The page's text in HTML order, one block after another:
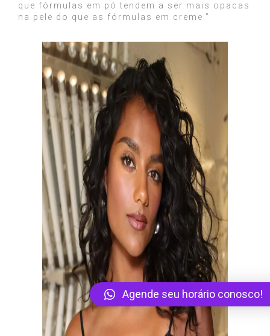
que fórmulas em pó tendem a ser mais opacas
na pele do que as fórmulas em creme.”
Agende seu horário conosco!